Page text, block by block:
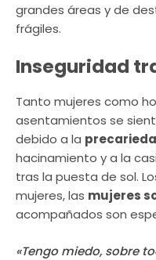
grandes áreas y de
frágiles.
Inseguridad
Tanto mujeres como
asentamientos se
debido a la
hacinamiento y a la
tras la puesta de sol.
mujeres, las mujeres
acompañados son
«Tengo miedo, sobre